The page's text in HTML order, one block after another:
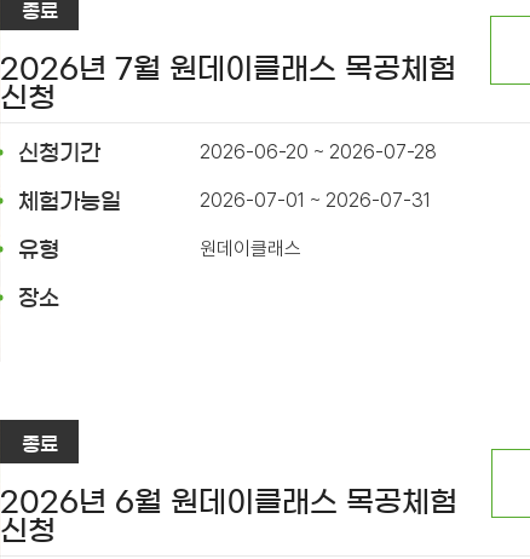
종료
2026년 7월 원데이클래스 목공체험
신청
신청기간 2026-06-20 ~ 2026-07-28
체험가능일 2026-07-01 ~ 2026-07-31
유형 원데이클래스
장소
종료
2026년 6월 원데이클래스 목공체험
신청